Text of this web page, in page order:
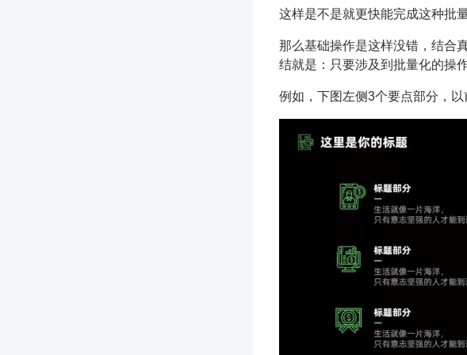
这样是不是就更快能完成这种批
那么基础操作是这样没错，结合
结就是：只要涉及到批量化的操
例如，下图左侧3个要点部分，